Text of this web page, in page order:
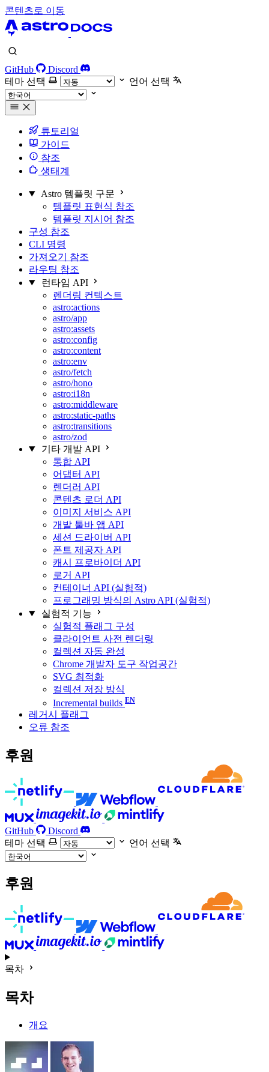
콘텐츠로 이동
GitHub
Discord
테마 선택
언어 선택
튜토리얼
가이드
참조
생태계
Astro 템플릿 구문
템플릿 표현식 참조
템플릿 지시어 참조
구성 참조
CLI 명령
가져오기 참조
라우팅 참조
런타임 API
렌더링 컨텍스트
astro:actions
astro/app
astro:assets
astro:config
astro:content
astro:env
astro/fetch
astro/hono
astro:i18n
astro:middleware
astro:static-paths
astro:transitions
astro/zod
기타 개발 API
통합 API
어댑터 API
렌더러 API
콘텐츠 로더 API
이미지 서비스 API
개발 툴바 앱 API
세션 드라이버 API
폰트 제공자 API
캐시 프로바이더 API
로거 API
컨테이너 API (실험적)
프로그래밍 방식의 Astro API (실험적)
실험적 기능
실험적 플래그 구성
클라이언트 사전 렌더링
컬렉션 자동 완성
Chrome 개발자 도구 작업공간
SVG 최적화
컬렉션 저장 방식
Incremental builds
레거시 플래그
오류 참조
후원
GitHub
Discord
테마 선택
언어 선택
후원
목차
목차
개요